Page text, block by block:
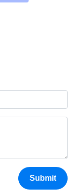
Submit